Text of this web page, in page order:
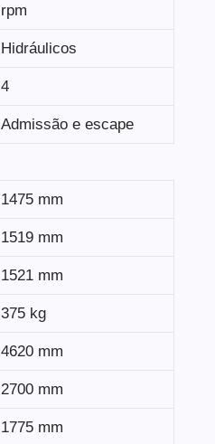
rpm
Hidráulicos
4
Admissão e escape
1475 mm
1519 mm
1521 mm
375 kg
4620 mm
2700 mm
1775 mm